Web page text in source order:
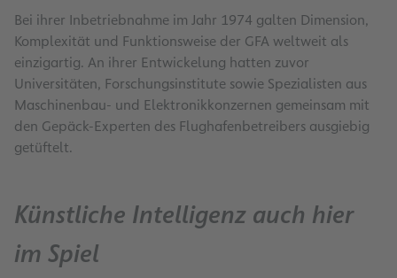
Bei ihrer Inbetriebnahme im Jahr 1974 galten Dimension,
Komplexität und Funktionsweise der GFA weltweit als
einzigartig. An ihrer Entwickelung hatten zuvor
Universitäten, Forschungsinstitute sowie Spezialisten aus
Maschinenbau- und Elektronikkonzernen gemeinsam mit
den Gepäck-Experten des Flughafenbetreibers ausgiebig
getüftelt.
Künstliche Intelligenz auch hier
im Spiel